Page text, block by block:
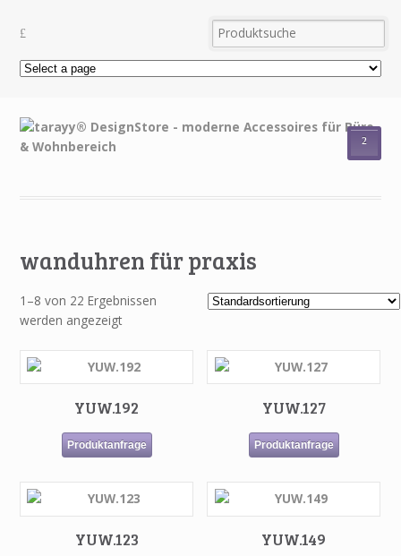
²
wanduhren für praxis
1–8 von 22 Ergebnissen
werden angezeigt
YUW.192
Produktanfrage
YUW.127
Produktanfrage
YUW.123 YUW.149